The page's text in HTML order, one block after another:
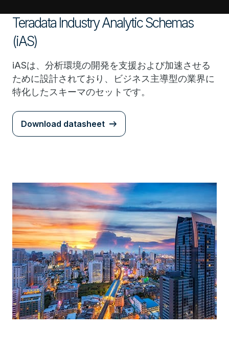
Teradata Industry Analytic Schemas
(iAS)
iASは、分析環境の開発を支援および加速させる
ために設計されており、ビジネス主導型の業界に
特化したスキーマのセットです。
Download datasheet